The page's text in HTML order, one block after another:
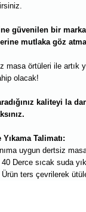
güvenilen bir
mutlaka göz
masa örtüleri ile artık
olacak!
kaliteyi la
Talimatı:
uygun dertsiz
Derce sıcak suda
ters çevrilerek